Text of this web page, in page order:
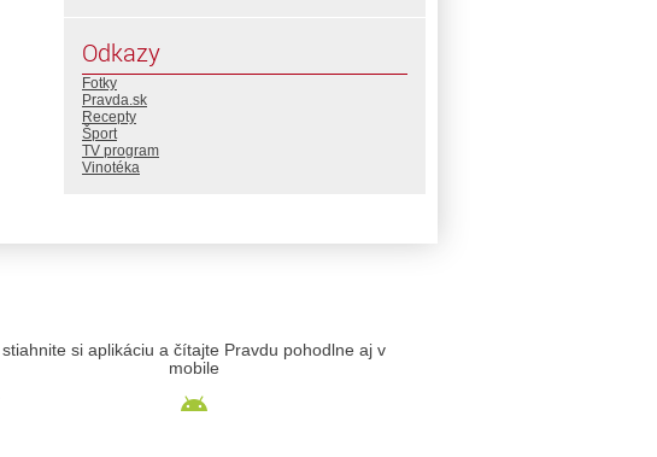
Odkazy
Fotky
Pravda.sk
Recepty
Šport
TV program
Vinotéka
stiahnite si aplikáciu a čítajte Pravdu pohodlne aj v
mobile